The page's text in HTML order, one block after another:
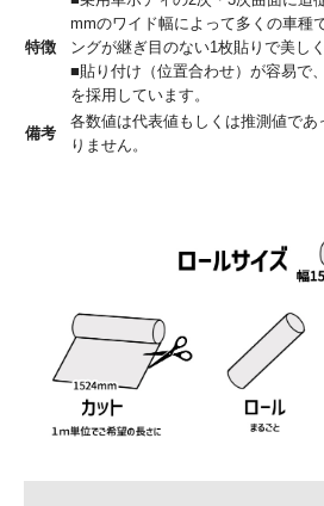
特徴
mmのワイド幅によって多くの車種
ングが継ぎ目のない1枚貼りで美し
■貼り付け（位置合わせ）が容易で
を採用しています。
備考
各数値は代表値もしくは推測値で
りません。